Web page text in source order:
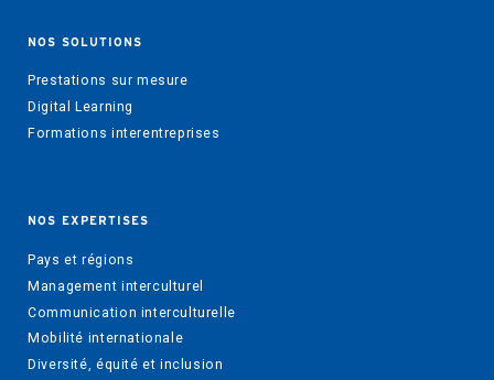
NOS SOLUTIONS
Prestations sur mesure
Digital Learning
Formations interentreprises
NOS EXPERTISES
Pays et régions
Management interculturel
Communication interculturelle
Mobilité internationale
Diversité, équité et inclusion